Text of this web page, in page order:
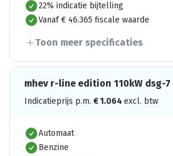
22% indicatie bijtelling
Vanaf € 46.365 fiscale waarde
Toon meer specificaties
mhev r-line edition 110kW dsg-
Indicatieprijs p.m. €1.064 excl. btw
Automaat
Benzine